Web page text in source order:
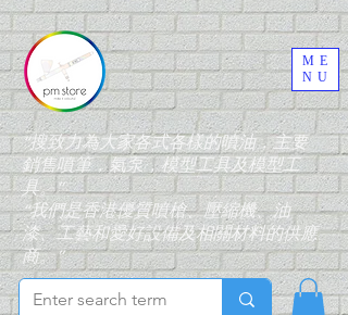
“搜致力為大家各式各樣的噴油，主要
銷售噴筆，氣泵，模型工具及模型工
具。”
“我們是香港優質噴槍、壓縮機、油
漆、工藝和愛好設備及相關材料的供應
商。”
ME
NU